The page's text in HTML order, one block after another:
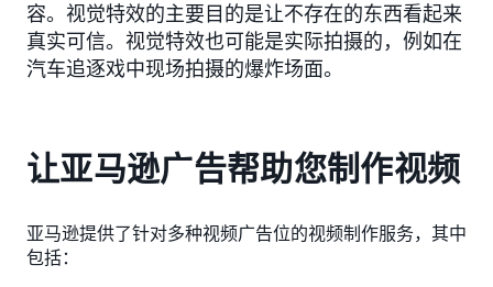
容。视觉特效的主要目的是让不存在的东西看起来
真实可信。视觉特效也可能是实际拍摄的，例如在
汽车追逐戏中现场拍摄的爆炸场面。
让亚马逊广告帮助您制作视频
亚马逊提供了针对多种视频广告位的视频制作服务，其中
包括：